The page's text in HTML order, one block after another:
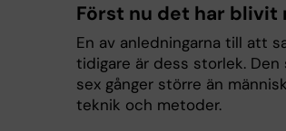
Först nu det har blivit
En av anledningarna till att
tidigare är dess storlek.
sex gånger större än
teknik och metoder.